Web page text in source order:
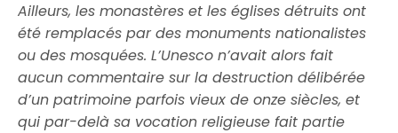
Ailleurs, les monastères et les églises détruits ont
été remplacés par des monuments nationalistes
ou des mosquées. L’Unesco n’avait alors fait
aucun commentaire sur la destruction délibérée
d’un patrimoine parfois vieux de onze siècles, et
qui par-delà sa vocation religieuse fait partie